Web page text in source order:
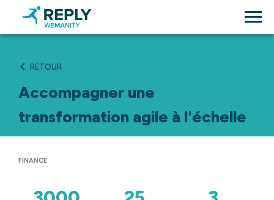
RETOUR
Accompagner une
transformation agile à l'échelle
FINANCE